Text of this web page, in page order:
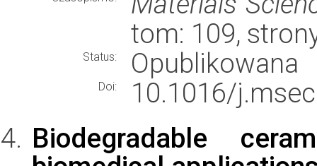
tom: 109,
Status: Opublikowana
Doi:
10.1016/
Biodegradable